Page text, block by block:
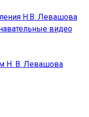
Н.В. Левашова
видео
Н. В. Левашова